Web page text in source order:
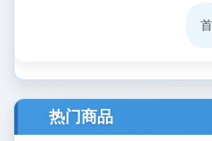
热门商品